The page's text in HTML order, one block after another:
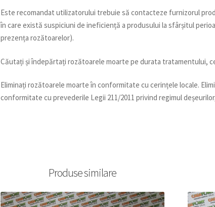
Este recomandat utilizatorului trebuie să contacteze furnizorul
în care există suspiciuni de ineficiență a produsului la sfârșitul
prezența rozătoarelor).
Căutați și îndepărtați rozătoarele moarte pe durata tratamentului,
Eliminați rozătoarele moarte în conformitate cu cerințele locale.
conformitate cu prevederile Legii 211/2011 privind regimul
Produse similare